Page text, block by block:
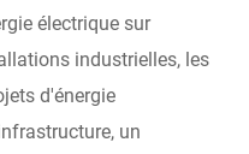
électrique sur
industrielles, les
d'énergie
un